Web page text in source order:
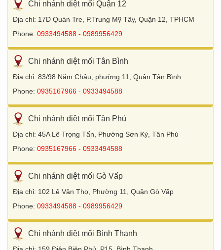
Chi nhánh diệt mối Quận 12
Địa chỉ: 17D Quán Tre, P.Trung Mỹ Tây, Quận 12, TPHCM
Phone: 0933494588 - 0989956429
Chi nhánh diệt mối Tân Bình
Địa chỉ: 83/98 Năm Châu, phường 11, Quận Tân Bình
Phone: 0935167966 - 0933494588
Chi nhánh diệt mối Tân Phú
Địa chỉ: 45A Lê Trọng Tấn, Phường Sơn Kỳ, Tân Phú
Phone: 0935167966 - 0933494588
Chi nhánh diệt mối Gò Vấp
Địa chỉ: 102 Lê Văn Thọ, Phường 11, Quận Gò Vấp
Phone: 0933494588 - 0989956429
Chi nhánh diệt mối Bình Thạnh